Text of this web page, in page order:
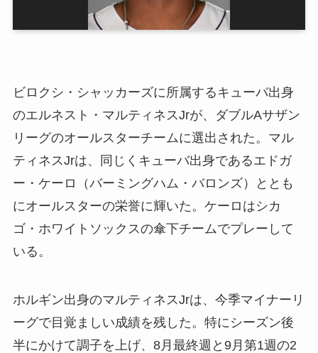
ビロクシ・シャッカーズに所属するキューバ出身
のエルネスト・マルティネスJrが、ダブルAサザン
リーグのオールスターチームに選出された。マル
ティネスJrは、同じくキューバ出身であるエドガ
ー・ケーロ（バーミングハム・バロンズ）ととも
にオールスターの栄誉に輝いた。ケーロはシカ
ゴ・ホワイトソックスの傘下チームでプレーして
いる。
ホルギン出身のマルティネスJrは、今季マイナーリ
ーグで目覚ましい成績を残した。特にシーズン後
半にかけて調子を上げ、8月最終週と9月第1週の2